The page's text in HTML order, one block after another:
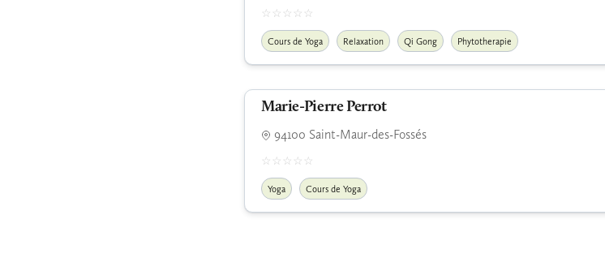
Cours de Yoga Relaxation Qi Gong Phytotherapie
Marie-Pierre Perrot
94100 Saint-Maur-des-Fossés
Yoga Cours de Yoga